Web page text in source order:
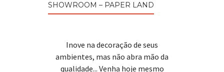
SHOWROOM – PAPER LAND
Inove na decoração de seus
ambientes, mas não abra mão da
qualidade... Venha hoje mesmo